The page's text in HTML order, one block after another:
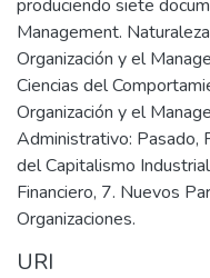
produciendo siete
Management.
Organización y el
Ciencias del
Organización y el
Administrativo: Pasado,
del Capitalismo
Financiero, 7. Nuevos
Organizaciones.
URI